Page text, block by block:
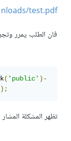
nloads/test.pdf
فان الطلب يمرر
('public')-
);
تظهر المشكلة المشار